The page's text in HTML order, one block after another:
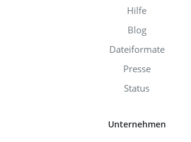
Hilfe
Blog
Dateiformate
Presse
Status
Unternehmen